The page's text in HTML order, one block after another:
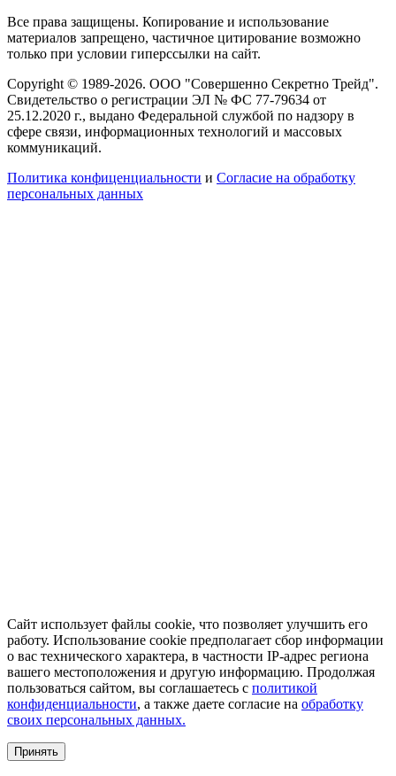
Все права защищены. Копирование и использование
материалов запрещено, частичное цитирование возможно
только при условии гиперссылки на сайт.
Copyright © 1989-2026. ООО "Совершенно Секретно Трейд".
Свидетельство о регистрации ЭЛ № ФС 77-79634 от
25.12.2020 г., выдано Федеральной службой по надзору в
сфере связи, информационных технологий и массовых
коммуникаций.
Политика конфиценциальности и Согласие на обработку
персональных данных
Сайт использует файлы cookie, что позволяет улучшить его
работу. Использование cookie предполагает сбор информации
о вас технического характера, в частности IP-адрес региона
вашего местоположения и другую информацию. Продолжая
пользоваться сайтом, вы соглашаетесь с политикой
конфиденциальности, а также даете согласие на обработку
своих персональных данных.
Принять